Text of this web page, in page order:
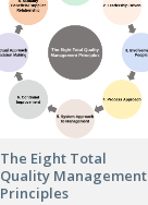
The Eight Total
Quality Management
Principles